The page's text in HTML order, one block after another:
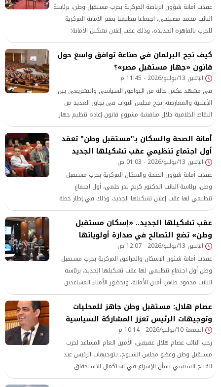
​عقدت أمانة شؤون الرياضة المركزية بحزب مستقبل وطن، برئاسة
النائب محمد مصيلحي، اجتماعا تنظيميا بمقر الأمانة المركزية
للحزب بالقاهرة الجديدة، وذلك عقب إعلان تشكيل الأمانة؛
لمناقشة خطة العمل ووضع رؤية متكاملة للمرحلة المقبلة،
وذلك بحضور الأمناء المساعدين وأعضاء هيئة مكتب أمانة شؤون
الرياضة المركزية بالحزب
كيف نجح البرلمان في صناعة توافق واسع حول
قانون «جهاز مستقبل مصر»؟
الإثنين 13/يوليو/2026 - 11:45 م
في مشهد عكس حالة من التوافق السياسي والتشريعي بين
الأغلبية والمعارضة، نجح مجلس النواب في تجاوز العديد من
النقاط الخلافية خلال مناقشة مشروع قانون إعادة تنظيم جهاز
«مستقبل مصر
أمانة الصحة والسكان بـ"مستقبل وطن" تعقد
أول اجتماع تنظيمي عقب تشكيلها الجديد
الإثنين 13/يوليو/2026 - 01:03 ص
عقدت أمانة شؤون الصحة والسكان المركزية بحزب مستقبل
وطن، برئاسة النائب الدكتور كريم بدر حلمي، أول اجتماع
تنظيمي لها عقب إعلان تشكيلها الجديد، وذلك في إطار خطة
الأمانة لتنظيم العمل خلال المرحلة المقبلة، ومناقشة أولوياتها
وبرامجها بما يتماشى مع رؤية الحزب في دعم القطاع الصحي
وتعزيز الخدمات المقدمة للمواطنين.
عقب تشكيلها الجديد.. «إسكان مستقبل
وطن» تضع التصالح في صدارة أولوياتها
الإثنين 13/يوليو/2026 - 12:07 ص
عقدت أمانة شئون الإسكان والمرافق المركزية بحزب مستقبل
وطن أول اجتماع تنظيمي لها عقب تشكيلها الجديد، برئاسة
النائب محمود طاهر، أمين الأمانة، وبحضور الأمناء المساعدين
وأعضاء هيئة المكتب، وذلك بمقر الحزب الرئيسي بالقاهرة
الجديدة، لمناقشة خطة عمل الأمانة وأولوياتها خلال المرحلة
المقبلة.
عصام هلال: مستقبل وطن جاهز للمحليات
وتوجيهات الرئيس تعزز المشاركة السياسية
الجمعة 10/يوليو/2026 - 10:14 م
رحب النائب عصام هلال عفيفي، الأمين العام المساعد لحزب
مستقبل وطن وعضو مجلس الشيوخ، بتوجيهات الرئيس عبد
الفتاح السيسي بشأن الإسراع في استكمال الاستحقاق
الدستوري الخاص بإجراء انتخابات المجالس المحلية